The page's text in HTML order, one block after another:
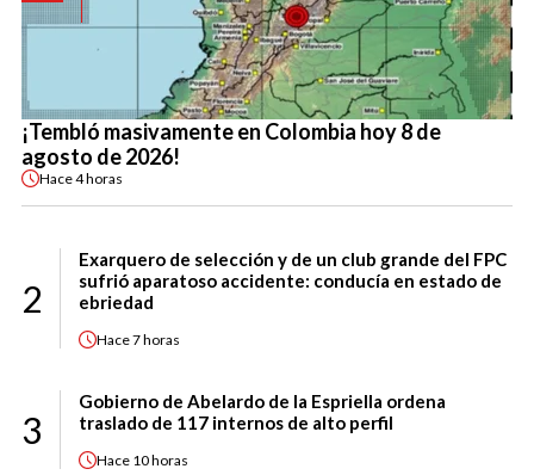
¡Tembló masivamente en Colombia hoy 8 de
agosto de 2026!
Hace4 horas
2
Exarquero de selección y de un club grande del FPC
sufrió aparatoso accidente: conducía en estado de
ebriedad
Hace7 horas
3
Gobierno de Abelardo de la Espriella ordena
traslado de 117 internos de alto perfil
Hace 10 horas